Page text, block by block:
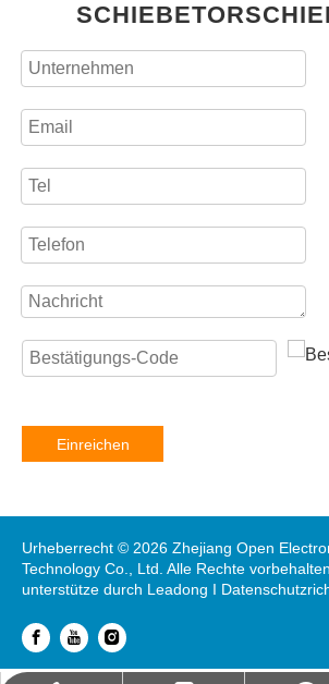
Einreichen
Urheberrecht © 2026 Zhejiang Open
Technology Co., Ltd. Alle Rechte
unterstütze durch Leadong I